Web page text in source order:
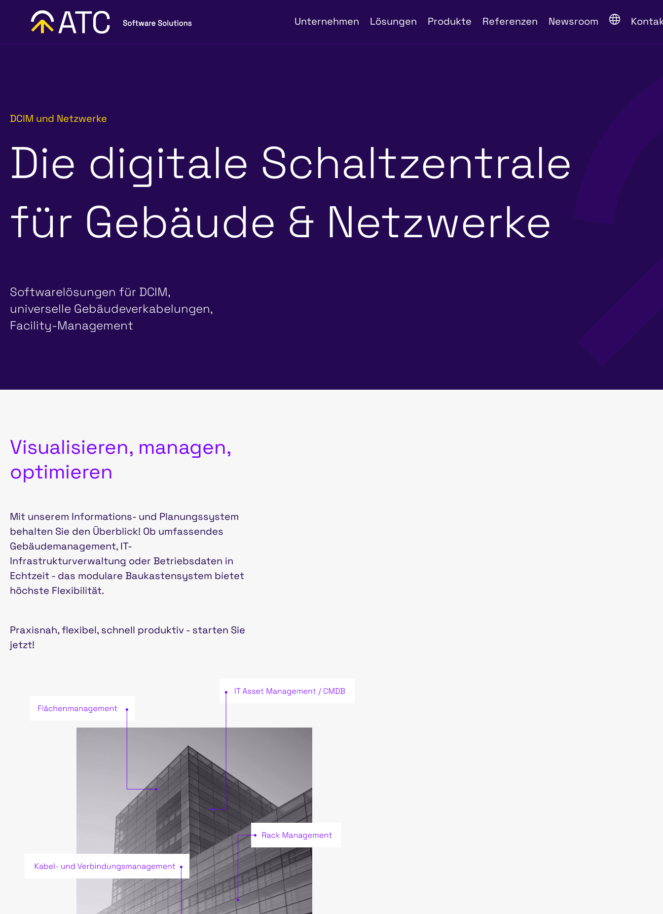
Unternehmen Lösungen Produkte Referenzen Newsroom
DCIM und Netzwerke
Die digitale Schaltzentrale
für Gebäude & Netzwerke
Softwarelösungen für DCIM,
universelle Gebäudeverkabelungen,
Facility-Management
Visualisieren, managen,
optimieren
Mit unserem Informations- und Planungssystem
behalten Sie den Überblick! Ob umfassendes
Gebäudemanagement, IT-
Infrastrukturverwaltung oder Betriebsdaten in
Echtzeit - das modulare Baukastensystem bietet
höchste Flexibilität.
Praxisnah, flexibel, schnell produktiv - starten Sie
jetzt!